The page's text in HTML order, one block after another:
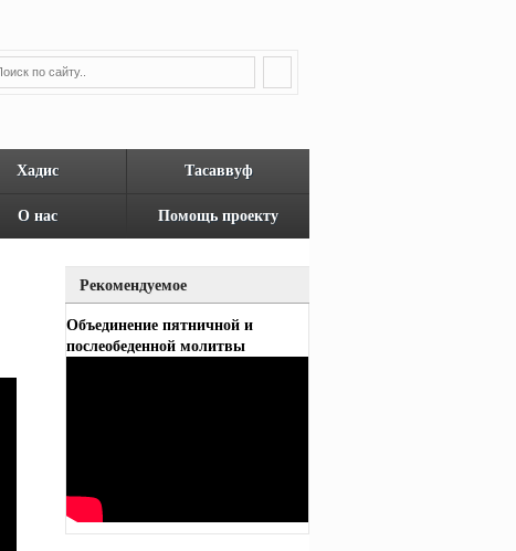
Хадис Тасаввуф
О нас Помощь проекту
Рекомендуемое
Объединение пятничной и
послеобеденной молитвы